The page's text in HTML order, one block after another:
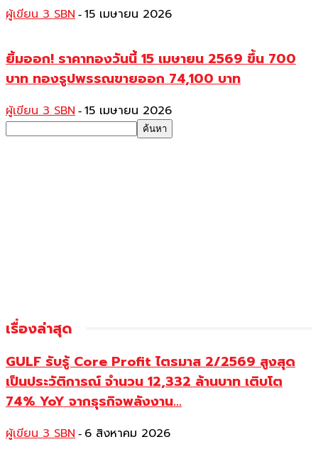
ผู้เขียน 3 SBN - 15 เมษายน 2026
ยิ้มออก! ราคาทองวันนี้ 15 เมษายน 2569 ขึ้น 700
บาท ทองรูปพรรณขายออก 74,100 บาท
ผู้เขียน 3 SBN - 15 เมษายน 2026
เรื่องล่าสุด
GULF รับรู้ Core Profit ไตรมาส 2/2569 สูงสุด
เป็นประวัติการณ์ จำนวน 12,332 ล้านบาท เติบโต
74% YoY จากธุรกิจพลังงาน...
ผู้เขียน 3 SBN - 6 สิงหาคม 2026